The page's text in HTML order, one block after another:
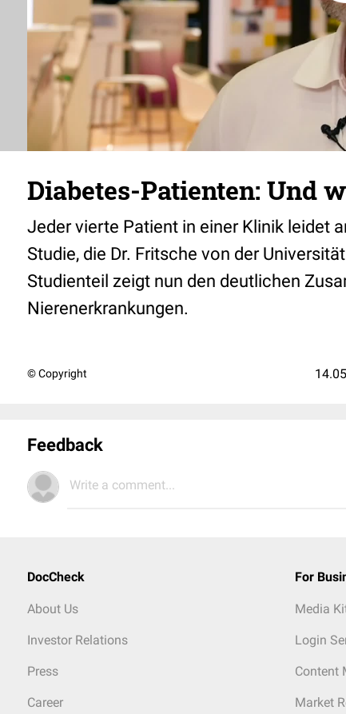
Diabetes-Patienten: Und
Jeder vierte Patient in einer Klinik leidet
Studie, die Dr. Fritsche von der
Studienteil zeigt nun den deutlichen
Nierenerkrankungen.
© Copyright
Feedback
Write a comment...
DocCheck
About Us
Investor Relations
Press
Career
For
Media
Login
Content
Market